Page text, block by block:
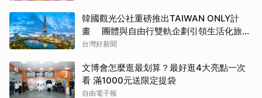
韓國觀光公社重磅推出TAIWAN ONLY計
畫 團體與自由行雙軌企劃引領生活化旅遊
新風潮
台灣好新聞
文博會怎麼逛最划算？最好逛4大亮點一次
看 滿1000元送限定提袋
自由電子報